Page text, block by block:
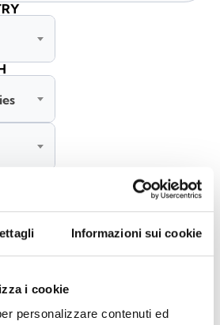
Informazioni sui cookie
i cookie
personalizzare contenuti ed